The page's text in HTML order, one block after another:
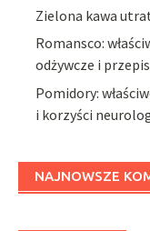
Zielona kawa
Romansco:
odżywcze i
Pomidory:
i korzyści
NAJNOWSZE